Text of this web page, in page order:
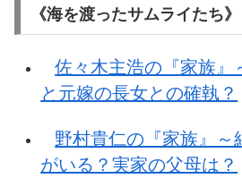
《海を渡ったサムライたち》
佐々木主浩の『家族』
と元嫁の長女との確執？
野村貴仁の『家族』～
がいる？実家の父母は？